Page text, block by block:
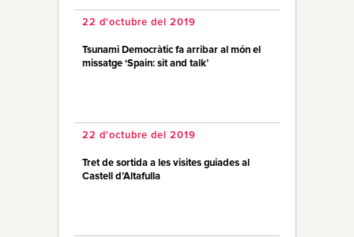
22 d'octubre del 2019
Tsunami Democràtic fa arribar al món el
missatge ‘Spain: sit and talk’
22 d'octubre del 2019
Tret de sortida a les visites guiades al
Castell d’Altafulla